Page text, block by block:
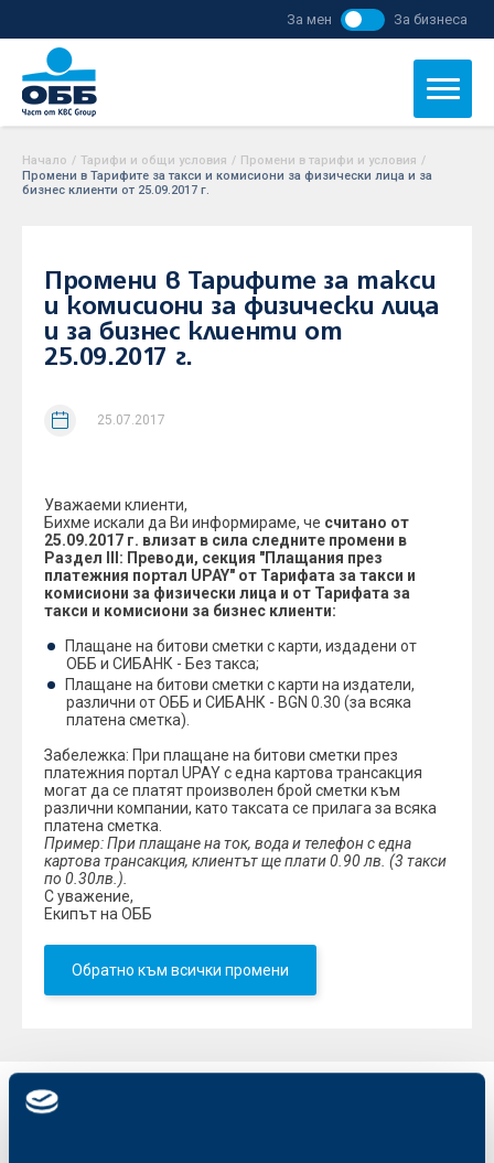
За мен За бизнеса
Начало / Тарифи и общи условия / Промени в тарифи и условия /
Промени в Тарифите за такси и комисиони за физически лица и за
бизнес клиенти от 25.09.2017 г.
Промени в Тарифите за такси
и комисиони за физически лица
и за бизнес клиенти от
25.09.2017 г.
25.07.2017
Уважаеми клиенти,
Бихме искали да Ви информираме, че считано от
25.09.2017 г. влизат в сила следните промени в
Раздел
III: Преводи, секция "Плащания през
платежния портал UPAY" от Тарифата за такси и
комисиони за физически лица и от Тарифата за
такси и комисиони за бизнес клиенти:
Плащане на битови сметки с карти, издадени от
ОББ и СИБАНК - Без такса;
Плащане на битови сметки с карти на издатели,
различни от ОББ и СИБАНК - BGN 0.30 (за всяка
платена сметка).
Забележка: При плащане на битови сметки през
платежния портал UPAY с една картова трансакция
могат да се платят произволен брой сметки към
различни компании, като таксата се прилага за всяка
платена сметка.
Пример: При плащане на ток, вода и телефон с една
картова трансакция, клиентът ще плати 0.90 лв. (3 такси
по 0.30лв.).
С уважение,
Екипът на ОББ
Обратно към всички промени
Индивидуални